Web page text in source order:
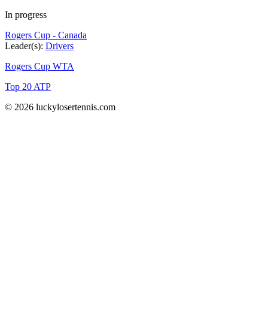
In progress
Rogers Cup - Canada
Leader(s): Drivers
Rogers Cup WTA
Top 20 ATP
© 2026 luckylosertennis.com